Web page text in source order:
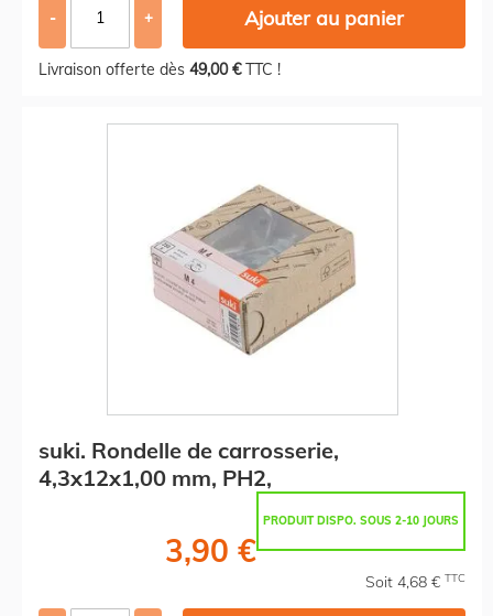
- + Ajouter au panier
Livraison offerte dès 49,00 €TTC !
suki. Rondelle de carrosserie,
4,3x12x1,00 mm, PH2,
PRODUIT DISPO. SOUS 2-10 JOURS
3,90 €
Soit 4,68 € TTC